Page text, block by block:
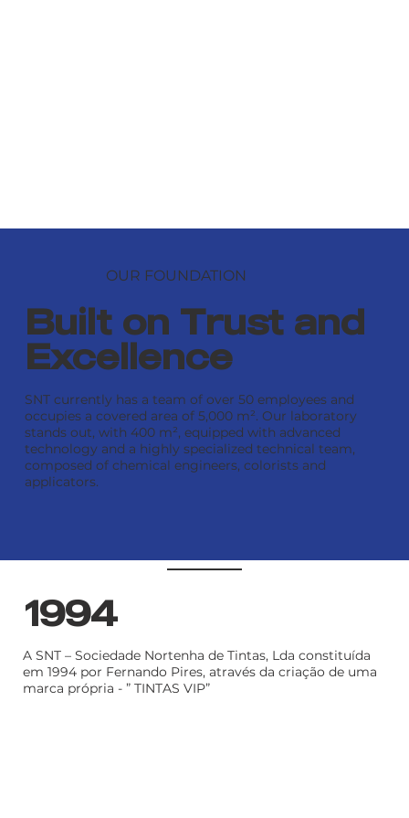
OUR FOUNDATION
Built on Trust and
Excellence
SNT currently has a team of over 50 employees and
occupies a covered area of 5,000 m². Our laboratory
stands out, with 400 m², equipped with advanced
technology and a highly specialized technical team,
composed of chemical engineers, colorists and
applicators.
1994
A SNT – Sociedade Nortenha de Tintas, Lda constituída
em 1994 por Fernando Pires, através da criação de uma
marca própria - ” TINTAS VIP”